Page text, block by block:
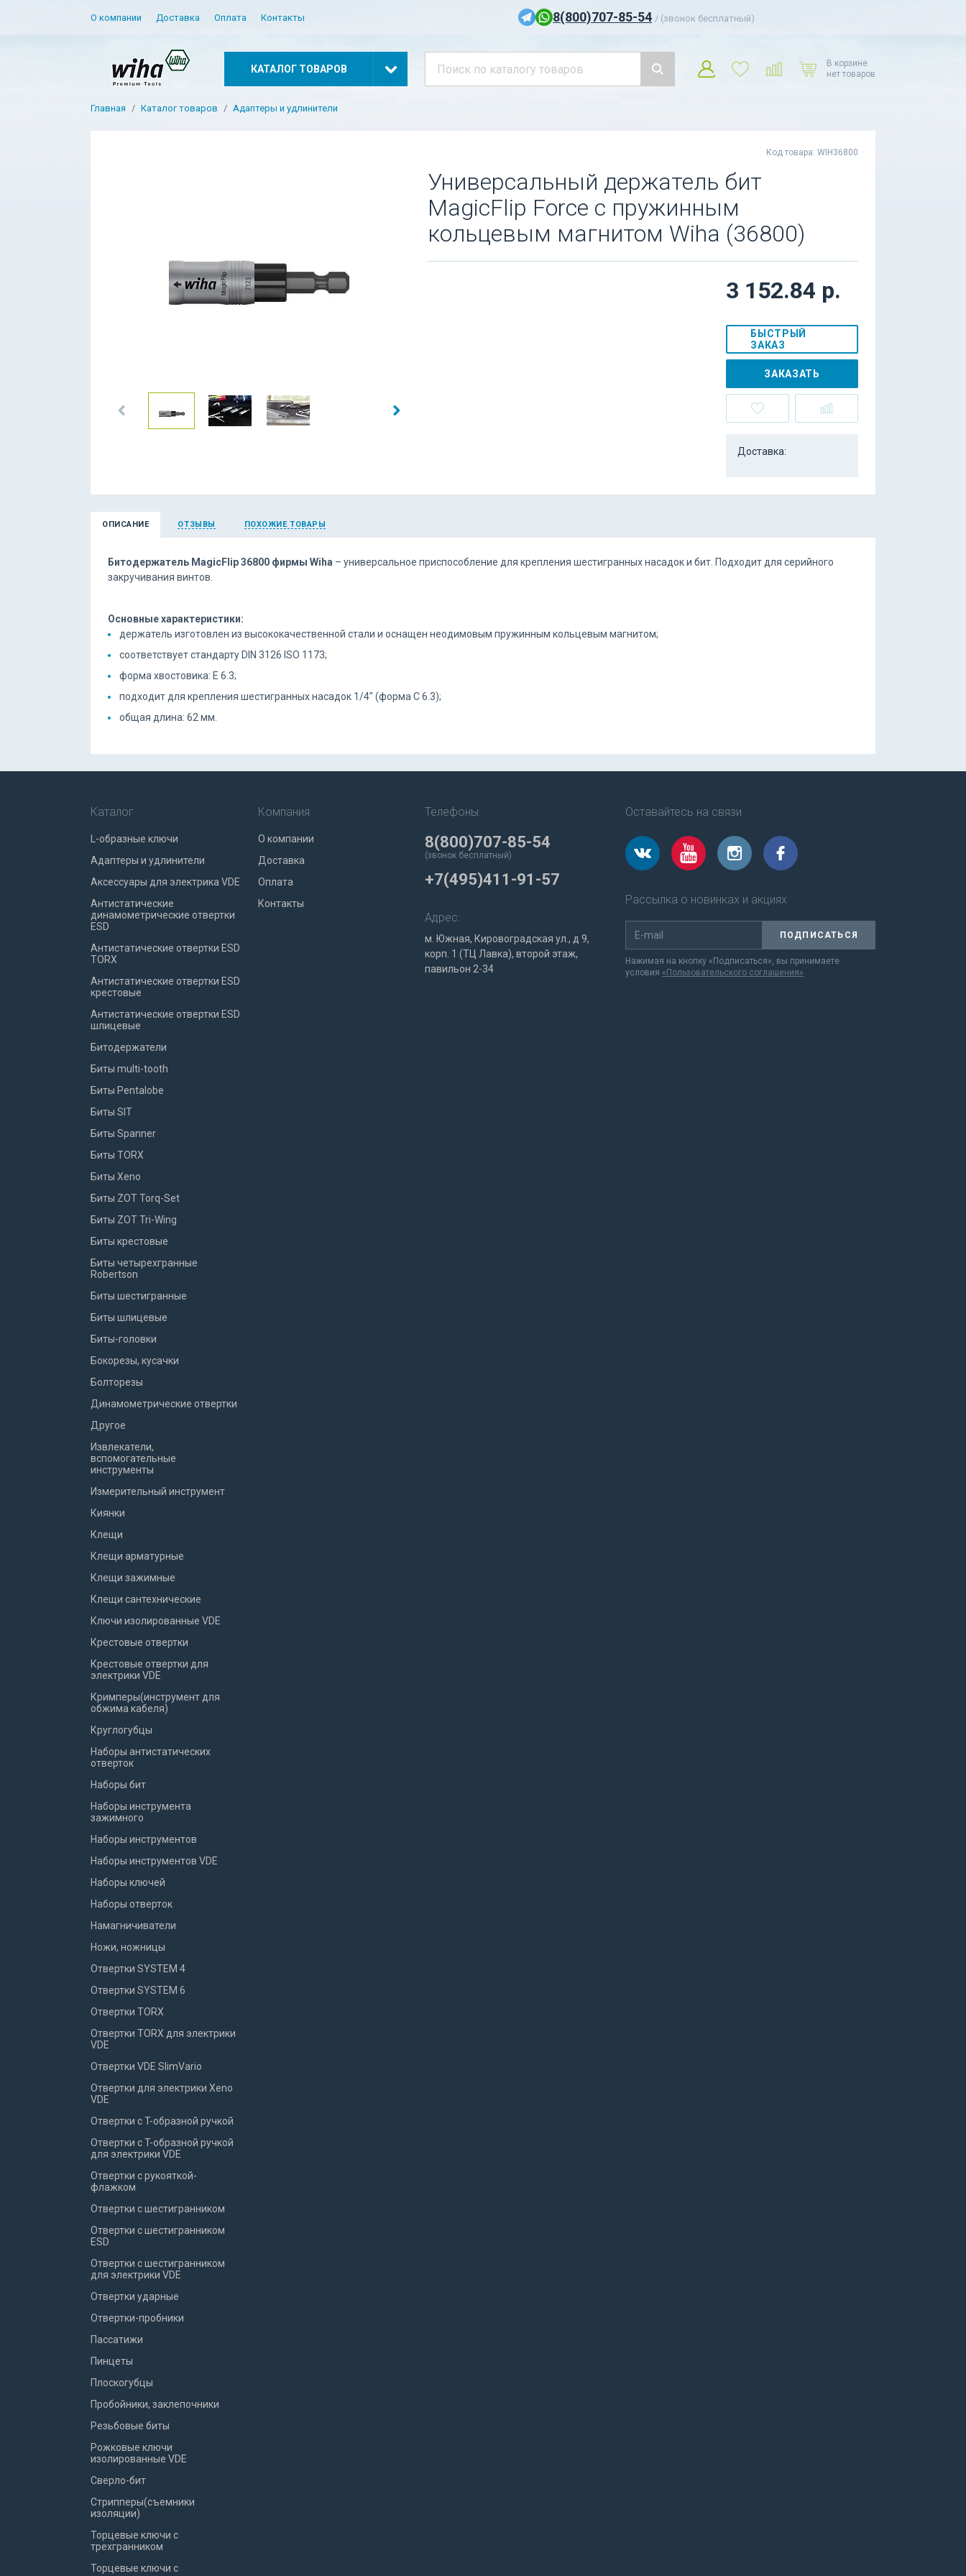
О компании Доставка Оплата Контакты 8(800)707-85-54 / (звонок бесплатный)
КАТАЛОГ ТОВАРОВ
В корзине
нет товаров
Главная Каталог товаров Адаптеры и удлинители
Код товара: WIH36800
Универсальный держатель бит
MagicFlip Force с пружинным
кольцевым магнитом Wiha (36800)
3 152.84 р.
БЫСТРЫЙ
ЗАКАЗ
ЗАКАЗАТЬ
Доставка:
ОПИСАНИЕ ОТЗЫВЫ ПОХОЖИЕ ТОВАРЫ
Битодержатель MagicFlip 36800 фирмы Wiha – универсальное приспособление для крепления шестигранных насадок и бит. Подходит для серийного
закручивания винтов.
Основные характеристики:
держатель изготовлен из высококачественной стали и оснащен неодимовым пружинным кольцевым магнитом;
соответствует стандарту DIN 3126 ISO 1173;
форма хвостовика: E 6.3;
подходит для крепления шестигранных насадок 1/4" (форма C 6.3);
общая длина: 62 мм.
Каталог
L-образные ключи
Адаптеры и удлинители
Аксессуары для электрика VDE
Антистатические
динамометрические отвертки
ESD
Антистатические отвертки ESD
TORX
Антистатические отвертки ESD
крестовые
Антистатические отвертки ESD
шлицевые
Битодержатели
Биты multi-tooth
Биты Pentalobe
Биты SIT
Биты Spanner
Биты TORX
Биты Xeno
Биты ZOT Torq-Set
Биты ZOT Tri-Wing
Биты крестовые
Биты четырехгранные
Robertson
Биты шестигранные
Биты шлицевые
Биты-головки
Бокорезы, кусачки
Болторезы
Динамометрические отвертки
Другое
Извлекатели,
вспомогательные
инструменты
Измерительный инструмент
Киянки
Клещи
Клещи арматурные
Клещи зажимные
Клещи сантехнические
Ключи изолированные VDE
Крестовые отвертки
Крестовые отвертки для
электрики VDE
Кримперы(инструмент для
обжима кабеля)
Круглогубцы
Наборы антистатических
отверток
Наборы бит
Наборы инструмента
зажимного
Наборы инструментов
Наборы инструментов VDE
Наборы ключей
Наборы отверток
Намагничиватели
Ножи, ножницы
Отвертки SYSTEM 4
Отвертки SYSTEM 6
Отвертки TORX
Отвертки TORX для электрики
VDE
Отвертки VDE SlimVario
Отвертки для электрики Xeno
VDE
Отвертки с T-образной ручкой
Отвертки с T-образной ручкой
для электрики VDE
Отвертки с рукояткой-
флажком
Отвертки с шестигранником
Отвертки с шестигранником
ESD
Отвертки с шестигранником
для электрики VDE
Отвертки ударные
Отвертки-пробники
Пассатижи
Пинцеты
Плоскогубцы
Пробойники, заклепочники
Резьбовые биты
Рожковые ключи
изолированные VDE
Сверло-бит
Стрипперы(съемники
изоляции)
Торцевые ключи с
трехгранником
Торцевые ключи с
Компания
О компании
Доставка
Оплата
Контакты
Телефоны:
8(800)707-85-54
(звонок бесплатный)
+7(495)411-91-57
Адрес:
м. Южная, Кировоградская ул., д 9,
корп. 1 (ТЦ Лавка), второй этаж,
павильон 2-34
Оставайтесь на связи
Рассылка о новинках и акциях
ПОДПИСАТЬСЯ
Нажимая на кнопку «Подписаться», вы принимаете
условия «Пользовательского соглашения»